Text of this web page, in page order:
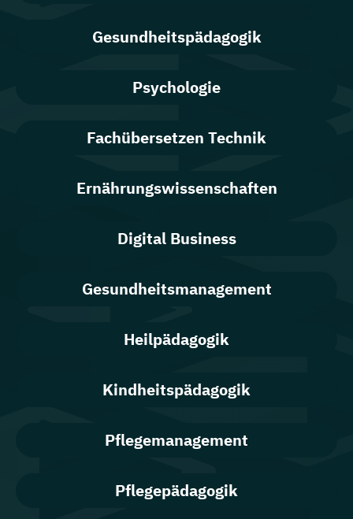
Gesundheitspädagogik
Psychologie
Fachübersetzen Technik
Ernährungswissenschaften
Digital Business
Gesundheitsmanagement
Heilpädagogik
Kindheitspädagogik
Pflegemanagement
Pflegepädagogik